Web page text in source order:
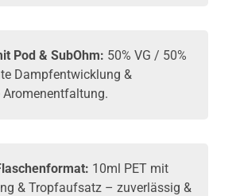
Pod & SubOhm: 50% VG / 50%
Dampfentwicklung &
10ml PET mit
& Tropfaufsatz – zuverlässig &